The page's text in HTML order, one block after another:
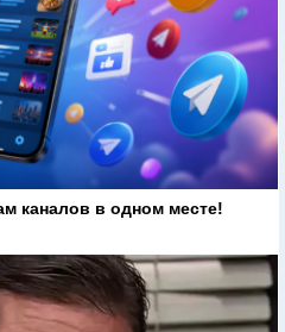
каналов в одном месте!